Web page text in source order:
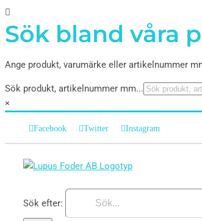
Sök bland våra
Ange produkt, varumärke eller artikelnummer
Sök produkt, artikelnummer mm...
×
Facebook Twitter Instagram
Sök efter: